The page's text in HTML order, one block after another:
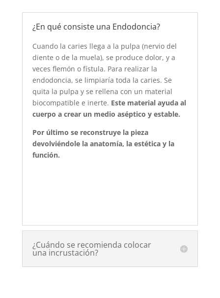
¿En qué consiste una Endodoncia?
Cuando la caries llega a la pulpa (nervio del
diente o de la muela), se produce dolor, y a
veces flemón o fístula. Para realizar la
endodoncia, se limpiaría toda la caries. Se
quita la pulpa y se rellena con un material
biocompatible e inerte. Este material ayuda al
cuerpo a crear un medio aséptico y estable.
Por último se reconstruye la pieza
devolviéndole la anatomía, la estética y la
función.
¿Cuándo se recomienda colocar
una incrustación?